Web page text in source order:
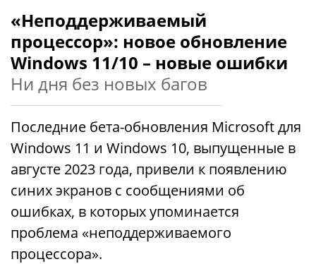
«Неподдерживаемый
процессор»: новое обновление
Windows 11/10 – новые ошибки
Ни дня без новых багов
Последние бета-обновления Microsoft для
Windows 11 и Windows 10, выпущенные в
августе 2023 года, привели к появлению
синих экранов с сообщениями об
ошибках, в которых упоминается
проблема «неподдерживаемого
процессора».